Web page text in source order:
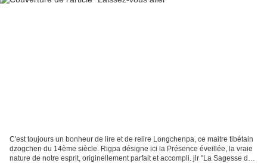
C'est toujours un bonheur de lire et de relire Longchenpa, ce maitre tibétain
dzogchen du 14ème siècle. Rigpa désigne ici la Présence éveillée, la vraie
nature de notre esprit, originellement parfait et accompli. jlr "La Sagesse de